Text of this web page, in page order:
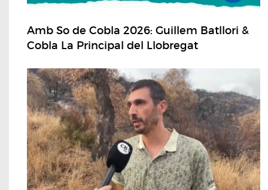
Amb So de Cobla 2026: Guillem Batllori &
Cobla La Principal del Llobregat